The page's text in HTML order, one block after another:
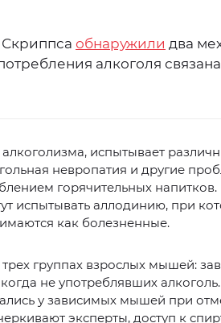
Скриппса обнаружили два
алкоголя
испытывает
невропатия и другие
горячительных
испытывать аллодинию, при
как болезненные.
группах взрослых мышей:
не употреблявших алкоголь.
у зависимых мышей при
эксперты, доступ к